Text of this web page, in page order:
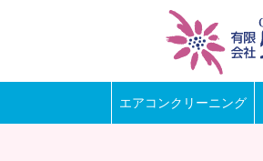
エアコンクリーニング